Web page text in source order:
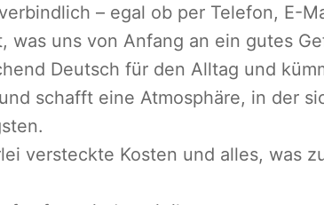
– egal ob per Telefon, E-
uns von Anfang an ein gutes
Deutsch für den Alltag und
schafft eine Atmosphäre, in der
versteckte Kosten und alles, was